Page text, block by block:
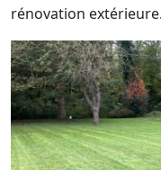
rénovation extérieure.